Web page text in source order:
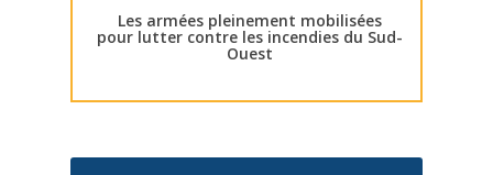
Les armées pleinement mobilisées
pour lutter contre les incendies du Sud-
Ouest